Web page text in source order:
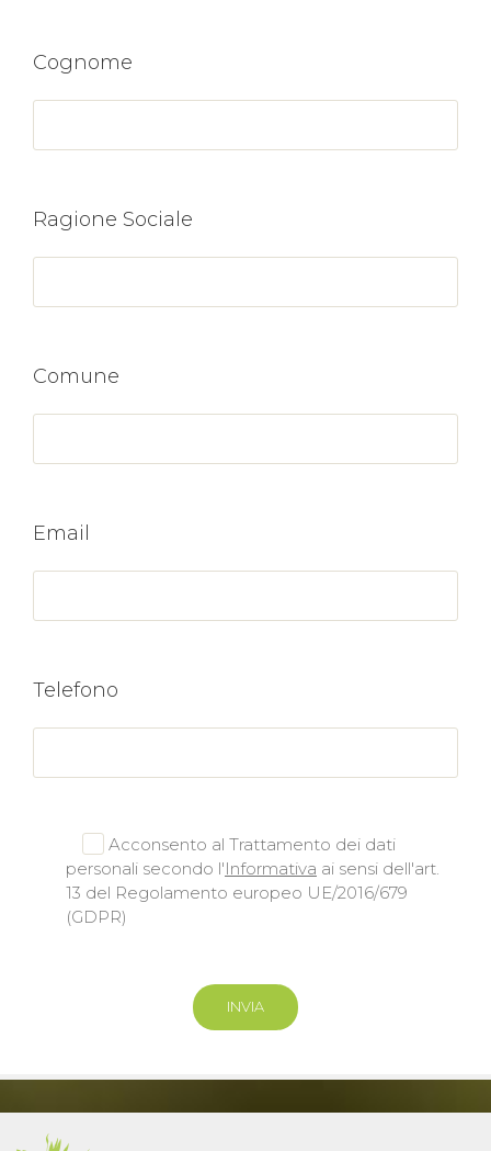
Cognome
Ragione Sociale
Comune
Email
Telefono
Acconsento al Trattamento dei dati
personali secondo l'Informativa ai sensi dell'art.
13 del Regolamento europeo UE/2016/679
(GDPR)